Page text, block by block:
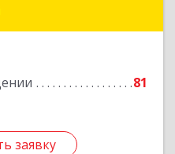
81
заявку
заявку